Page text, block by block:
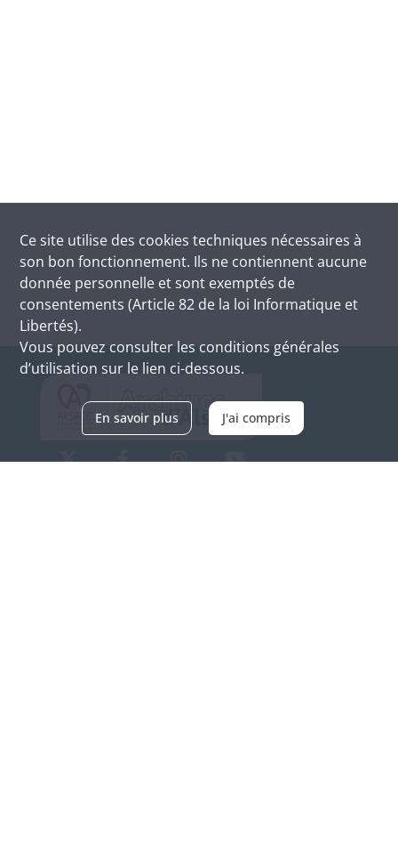
Ce site utilise des cookies techniques nécessaires à
son bon fonctionnement. Ils ne contiennent aucune
donnée personnelle et sont exemptés de
consentements (Article 82 de la loi Informatique et
Libertés).
Vous pouvez consulter les conditions générales
d’utilisation sur le lien ci-dessous.
En savoir plus J'ai compris